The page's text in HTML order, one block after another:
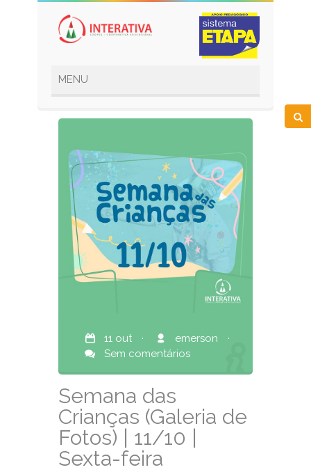
11 out · emerson
·
Sem comentários
Semana das
Crianças (Galeria de
Fotos) | 11/10 |
Sexta-feira